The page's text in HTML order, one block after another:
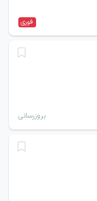
فوری
بروزرسانی